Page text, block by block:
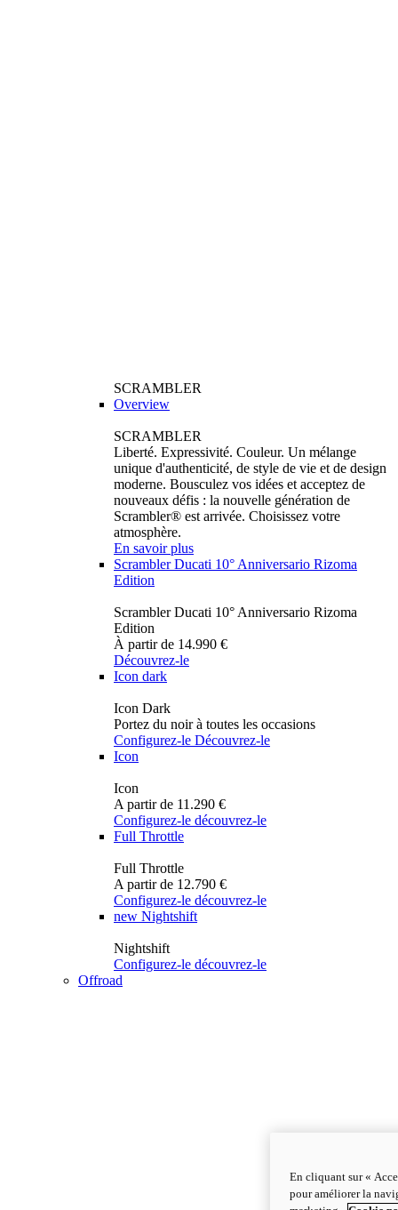
SCRAMBLER
Overview
SCRAMBLER
Liberté. Expressivité. Couleur. Un mélange
unique d'authenticité, de style de vie et de design
moderne. Bousculez vos idées et acceptez de
nouveaux défis : la nouvelle génération de
Scrambler® est arrivée. Choisissez votre
atmosphère.
En savoir plus
Scrambler Ducati 10° Anniversario Rizoma
Edition
Scrambler Ducati 10° Anniversario Rizoma
Edition
À partir de 14.990 €
Découvrez-le
Icon dark
Icon Dark
Portez du noir à toutes les occasions
Configurez-le Découvrez-le
Icon
Icon
A partir de 11.290 €
Configurez-le découvrez-le
Full Throttle
Full Throttle
A partir de 12.790 €
Configurez-le découvrez-le
new Nightshift
Nightshift
Configurez-le découvrez-le
Offroad
En cliquant sur «
pour améliorer la